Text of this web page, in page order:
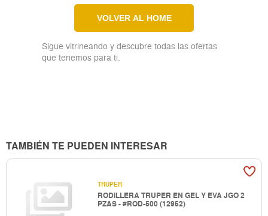
VOLVER AL HOME
Sigue vitrineando y descubre todas las ofertas
que tenemos para ti.
TAMBIÉN TE PUEDEN INTERESAR
TRUPER
RODILLERA TRUPER EN GEL Y EVA JGO 2
PZAS - #ROD-500 (12952)